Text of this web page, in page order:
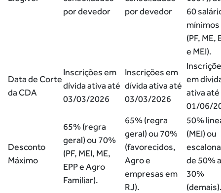
por devedor
por devedor
60
mínimos
(PF, ME,
e MEI).
Data de Corte
da CDA
Inscrições em
dívida ativa até
03/03/2026
Inscrições em
dívida ativa até
03/03/2026
em
ativa até
01/06/
Desconto
Máximo
65% (regra
geral) ou 70%
(PF, MEI, ME,
EPP e Agro
Familiar).
65% (regra
geral) ou 70%
(favorecidos,
Agro e
empresas em
RJ).
50%
(MEI) ou
de 50% a
30%